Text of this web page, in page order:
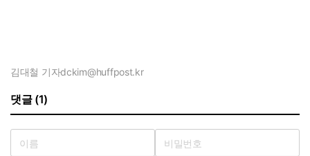
김대철 기자dckim@huffpost.kr
댓글 (1)